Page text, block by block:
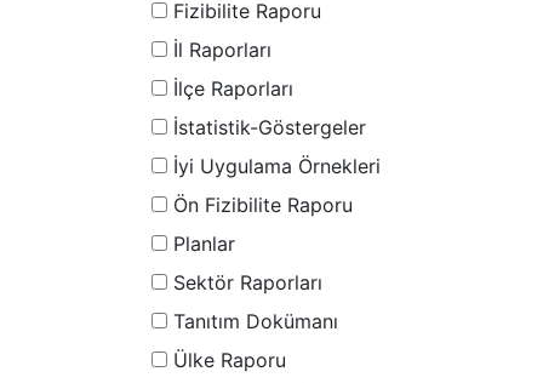
Fizibilite Raporu
İl Raporları
İlçe Raporları
İstatistik-Göstergeler
İyi Uygulama Örnekleri
Ön Fizibilite Raporu
Planlar
Sektör Raporları
Tanıtım Dokümanı
Ülke Raporu